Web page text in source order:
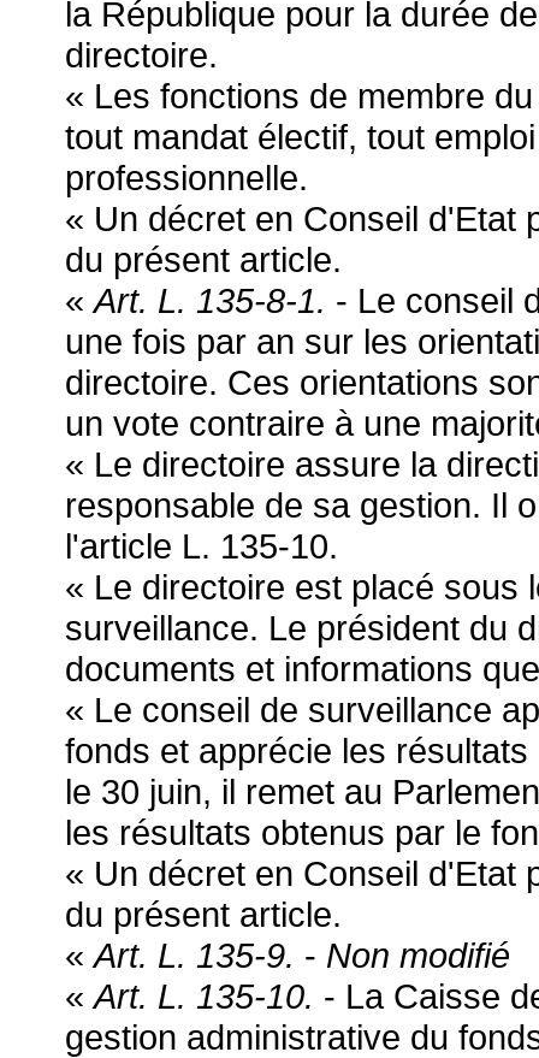
la République pour la durée
directoire.
« Les fonctions de membre
tout mandat électif, tout
professionnelle.
« Un décret en Conseil d'Etat
du présent article.
«Art. L. 135-8-1. - Le conseil
une fois par an sur les
directoire. Ces orientations
un vote contraire à une
« Le directoire assure la
responsable de sa gestion. Il
l'article L. 135-10.
« Le directoire est placé sous
surveillance. Le président du
documents et informations
« Le conseil de surveillance
fonds et apprécie les
le 30 juin, il remet au
les résultats obtenus par le
« Un décret en Conseil d'Etat
du présent article.
«Art. L. 135-9. - Non modifié
«Art. L. 135-10. - La Caisse
gestion administrative du